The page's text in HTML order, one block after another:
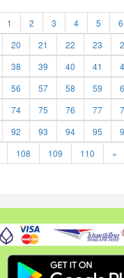
1 2 3 4 5
6
20 21 22 23
38 39 40 41
56 57 58 59
74 75 76 77
92 93 94 95
108 109 110 »